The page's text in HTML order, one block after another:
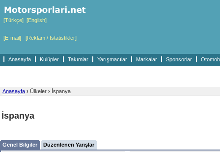
[Türkçe] [English]
[E-mail] [Reklam / İstatistikler]
Anasayfa Kulüpler Takımlar Yarışmacılar Markalar Sponsorlar
Anasayfa › Ülkeler › İspanya
İspanya
Genel Bilgiler
Düzenlenen Yarışlar